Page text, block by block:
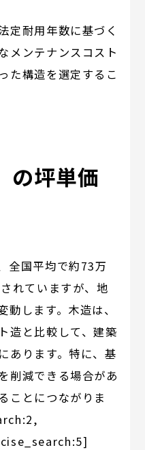
定耐用年数に基づく
メンテナンスコスト
た構造を選定するこ
の坪単価
全国平均で約73万
れていますが、地
します。木造は、
造と比較して、建築
あります。特に、基
削減できる場合があ
ことにつながりま